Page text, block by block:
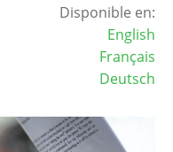
Disponible en:
English
Français
Deutsch